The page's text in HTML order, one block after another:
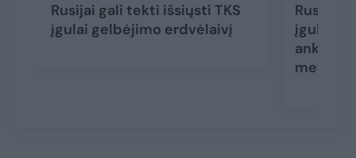
Rusijai gali tekti išsiųsti TKS
įgulai gelbėjimo erdvėlaivį
Rusija
įgulai